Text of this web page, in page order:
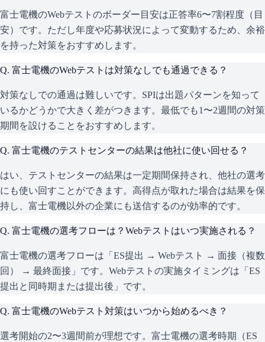
富士電機のWebテストのボーダー目安は正答率6〜7割程度（目
安）です。ただし年度や応募状況によって変動するため、余裕
を持った対策をおすすめします。
Q. 富士電機のWebテストは対策なしでも通過できる？
対策なしでの通過は難しいです。SPIは出題パターンを知って
いるかどうかで大きく差がつきます。最低でも1〜2週間の対策
期間を設けることをおすすめします。
Q. 富士電機のテストセンターの結果は他社に使い回せる？
はい、テストセンターの結果は一定期間保持され、他社の選考
にも使い回すことができます。高得点が取れた場合は結果を保
持し、富士電機以外の企業にも送信するのが効率的です。
Q. 富士電機の選考フローは？Webテストはいつ実施される？
富士電機の選考フローは「ES提出 → Webテスト → 面接（複数
回） → 最終面接」です。Webテストの実施タイミングは「ES
提出と同時期または提出後」です。
Q. 富士電機のWebテスト対策はいつから始めるべき？
選考開始の2〜3週間前が理想です。富士電機の選考時期（ES